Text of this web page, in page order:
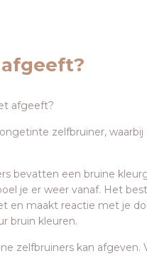
afgeeft?
zelfbruiner,
bevatten een bruine
je er weer vanaf. Het
en maakt reactie met je
bruin kleuren.
zelfbruiners kan afgeven.